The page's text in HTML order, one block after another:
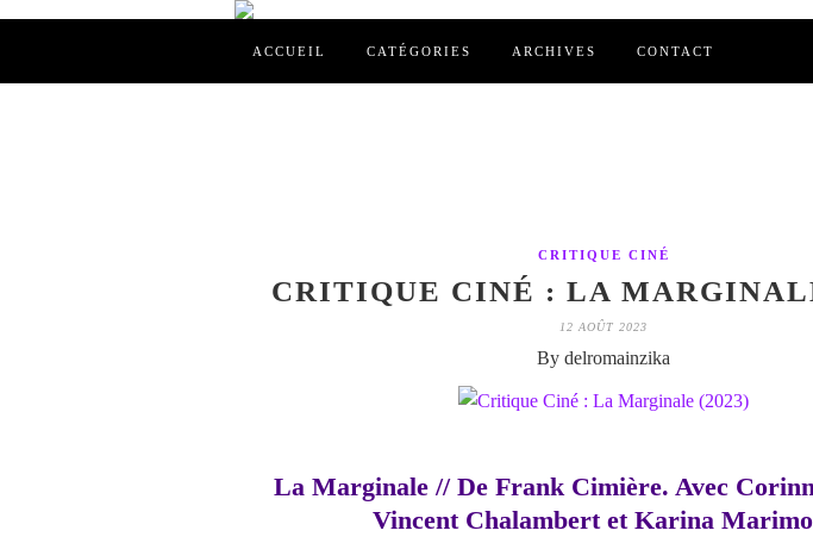
ACCUEIL CATÉGORIES ARCHIVES CONTACT
CRITIQUE CINÉ
CRITIQUE CINÉ : LA
12 AOÛT 2023
By delromainzika
La Marginale // De Frank Cimière. Avec
Vincent Chalambert et Karina